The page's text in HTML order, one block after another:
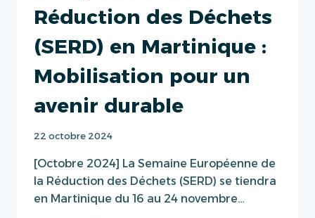
Réduction des Déchets
(SERD) en Martinique :
Mobilisation pour un
avenir durable
22 octobre 2024
[Octobre 2024] La Semaine Européenne de
la Réduction des Déchets (SERD) se tiendra
en Martinique du 16 au 24 novembre…